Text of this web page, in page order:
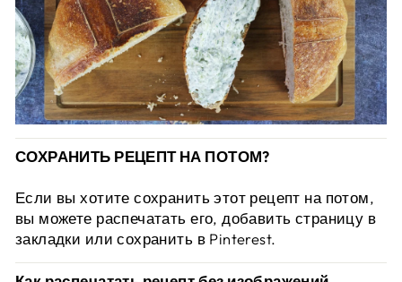
СОХРАНИТЬ РЕЦЕПТ НА ПОТОМ?
Если вы хотите сохранить этот рецепт на потом,
вы можете распечатать его, добавить страницу в
закладки или сохранить в Pinterest.